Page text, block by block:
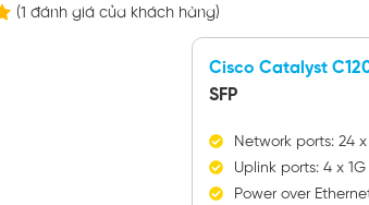
(1 đánh giá của khách hàng)
Cisco Catalyst
SFP
Network ports: 24 x
Uplink ports: 4 x 1G
Power over